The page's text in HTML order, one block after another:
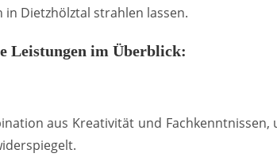
Dietzhölztal strahlen lassen.
Leistungen im Überblick:
aus Kreativität und